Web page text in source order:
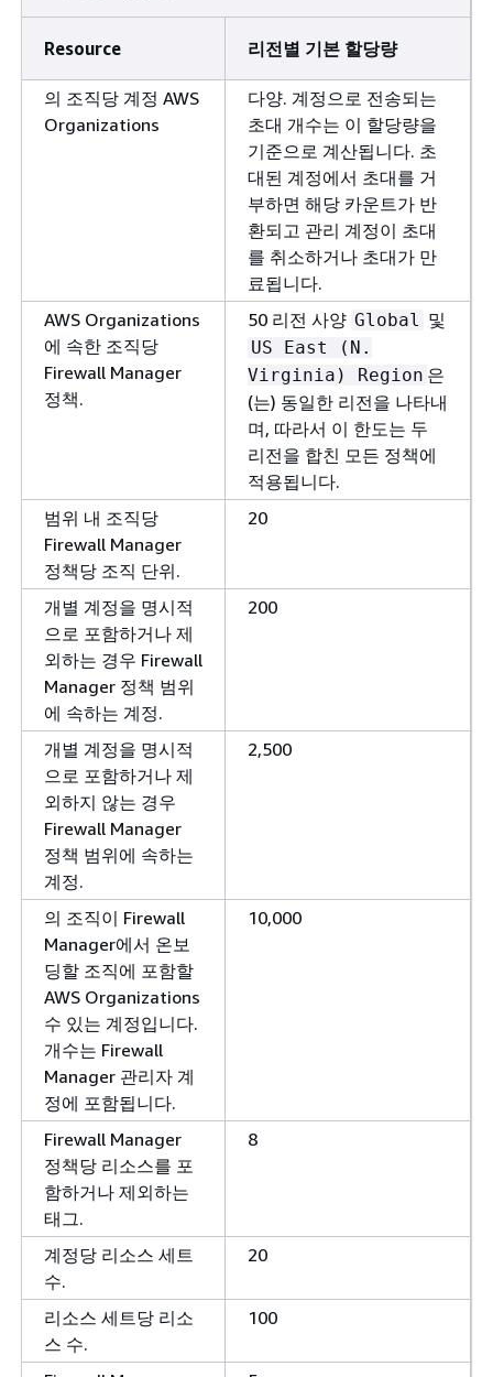
Resource 리전별 기본 할당량
의 조직당 계정 AWS
Organizations
다양. 계정으로 전송되는
초대 개수는 이 할당량을
기준으로 계산됩니다. 초
대된 계정에서 초대를 거
부하면 해당 카운트가 반
환되고 관리 계정이 초대
를 취소하거나 초대가 만
료됩니다.
AWS Organizations
에 속한 조직당
Firewall Manager
정책.
50 리전 사양 Global 및
US East (N.
Virginia) Region 은
(는) 동일한 리전을 나타내
며, 따라서 이 한도는 두
리전을 합친 모든 정책에
적용됩니다.
범위 내 조직당
Firewall Manager
정책당 조직 단위.
20
개별 계정을 명시적
으로 포함하거나 제
외하는 경우 Firewall
Manager 정책 범위
에 속하는 계정.
200
개별 계정을 명시적
으로 포함하거나 제
외하지 않는 경우
Firewall Manager
정책 범위에 속하는
계정.
2,500
의 조직이 Firewall
Manager에서 온보
딩할 조직에 포함할
AWS Organizations
수 있는 계정입니다.
개수는 Firewall
Manager 관리자 계
정에 포함됩니다.
10,000
Firewall Manager
정책당 리소스를 포
함하거나 제외하는
태그.
8
계정당 리소스 세트
수.
20
리소스 세트당 리소
스 수.
100